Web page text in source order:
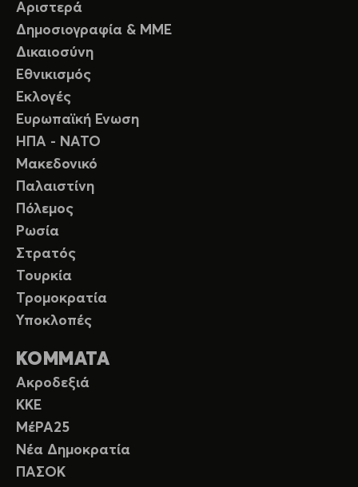
Αριστερά
Δημοσιογραφία & ΜΜΕ
Δικαιοσύνη
Εθνικισμός
Εκλογές
Ευρωπαϊκή Ενωση
ΗΠΑ - ΝΑΤΟ
Μακεδονικό
Παλαιστίνη
Πόλεμος
Ρωσία
Στρατός
Τουρκία
Τρομοκρατία
Υποκλοπές
ΚΟΜΜΑΤΑ
Ακροδεξιά
ΚΚΕ
ΜέΡΑ25
Νέα Δημοκρατία
ΠΑΣΟΚ